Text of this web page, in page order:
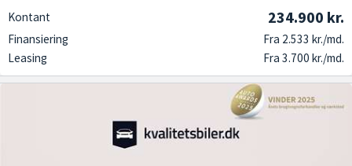
Kontant 234.900 kr.
Finansiering
Fra 2.533 kr./md.
Leasing
Fra 3.700 kr./md.